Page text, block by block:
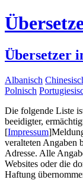
Übersetzer
Albanisch
Polnisch
Die folgende Liste
beeidigter,
[Impressum]
veralteten Angaben
Adresse. Alle
Websites oder die
Haftung